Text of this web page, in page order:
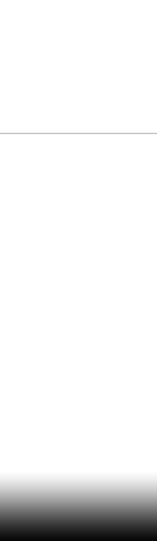
仅10毫克/升